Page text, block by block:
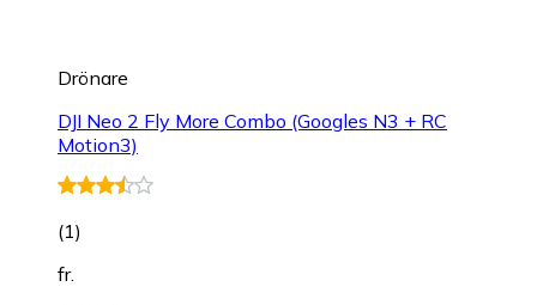
Drönare
DJI Neo 2 Fly More Combo (Googles N3 + RC
Motion3)
(1)
fr.